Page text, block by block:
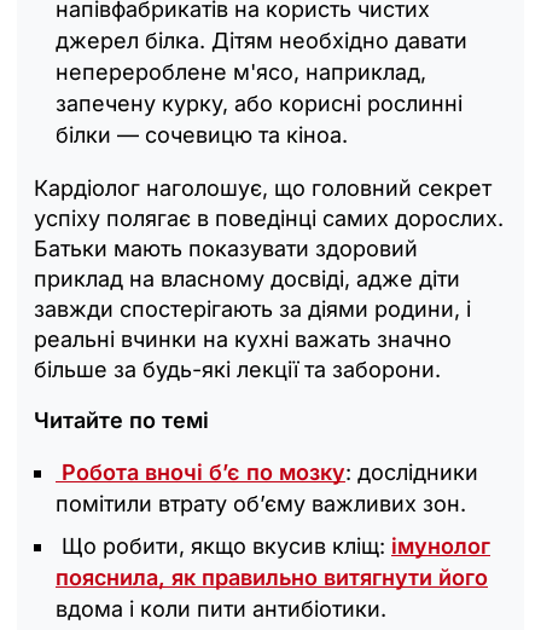
напівфабрикатів на користь чистих
джерел білка. Дітям необхідно давати
неперероблене м'ясо, наприклад,
запечену курку, або корисні рослинні
білки — сочевицю та кіноа.
Кардіолог наголошує, що головний секрет
успіху полягає в поведінці самих дорослих.
Батьки мають показувати здоровий
приклад на власному досвіді, адже діти
завжди спостерігають за діями родини, і
реальні вчинки на кухні важать значно
більше за будь-які лекції та заборони.
Читайте по темі
Робота вночі б’є по мозку: дослідники
помітили втрату об’єму важливих зон.
Що робити, якщо вкусив кліщ: імунолог
пояснила, як правильно витягнути його
вдома і коли пити антибіотики.